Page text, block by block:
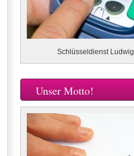
Schlüsseldienst Ludwig
Unser Motto!